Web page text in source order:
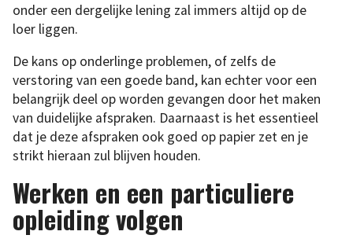
onder een dergelijke lening zal immers altijd op de
loer liggen.
De kans op onderlinge problemen, of zelfs de
verstoring van een goede band, kan echter voor een
belangrijk deel op worden gevangen door het maken
van duidelijke afspraken. Daarnaast is het essentieel
dat je deze afspraken ook goed op papier zet en je
strikt hieraan zul blijven houden.
Werken en een particuliere
opleiding volgen